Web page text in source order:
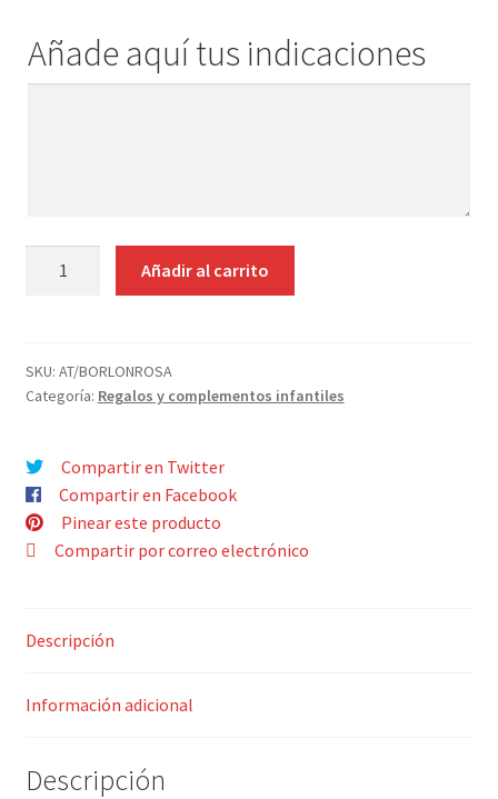
Añade aquí tus indicaciones
PERSONALIZABLE
CON
Añadir al carrito
SKU: AT/BORLONROSA
Categoría: Regalos y complementos infantiles
Compartir en Twitter
Compartir en Facebook
Pinear este producto
Compartir por correo electrónico
Descripción
Información adicional
Descripción